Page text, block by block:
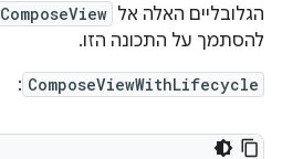
הגלובליים האלה אל ComposeView
להסתמך על התכונה הזו.
ComposeViewWithLifecycle
: